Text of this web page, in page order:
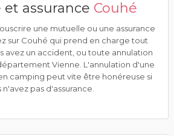
assurance Couhé
une mutuelle ou une assurance
sur Couhé qui prend en charge tout
avez un accident, ou toute annulation
Vienne. L'annulation d'une
camping peut vite être honéreuse si
n'avez pas d'assurance.